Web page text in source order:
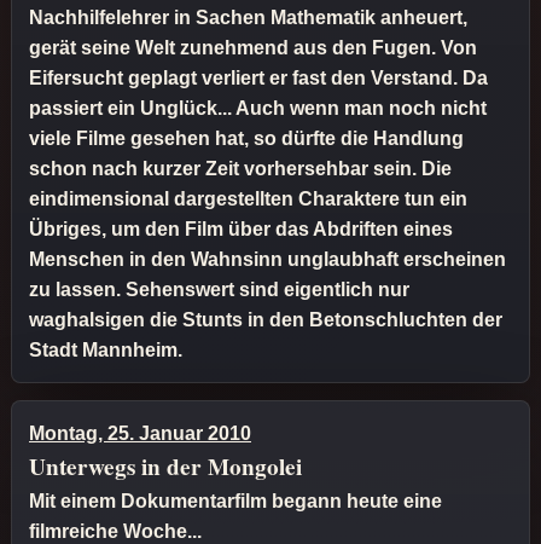
Nachhilfelehrer in Sachen Mathematik anheuert,
gerät seine Welt zunehmend aus den Fugen. Von
Eifersucht geplagt verliert er fast den Verstand. Da
passiert ein Unglück... Auch wenn man noch nicht
viele Filme gesehen hat, so dürfte die Handlung
schon nach kurzer Zeit vorhersehbar sein. Die
eindimensional dargestellten Charaktere tun ein
Übriges, um den Film über das Abdriften eines
Menschen in den Wahnsinn unglaubhaft erscheinen
zu lassen. Sehenswert sind eigentlich nur
waghalsigen die Stunts in den Betonschluchten der
Stadt Mannheim.
Montag, 25. Januar 2010
Unterwegs in der Mongolei
Mit einem Dokumentarfilm begann heute eine
filmreiche Woche...